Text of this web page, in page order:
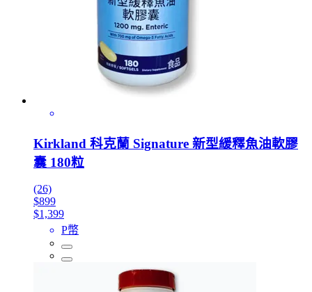
Kirkland 科克蘭 Signature 新型緩釋魚油軟膠
囊 180粒
(26)
$899
$1,399
P幣